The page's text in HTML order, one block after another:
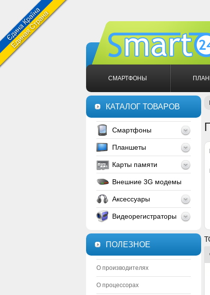
СМАРТФОНЫ
КАТАЛОГ ТОВАРОВ
Смартфоны
Планшеты
Карты памяти
Внешние 3G модемы
Аксессуары
Видеорегистраторы
ПОЛЕЗНОЕ
О производителях
О процессорах